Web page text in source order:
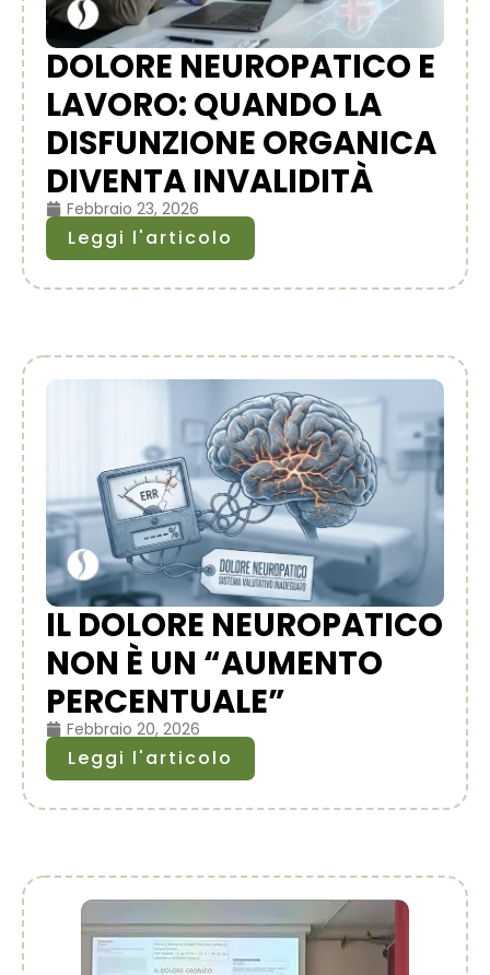
DOLORE NEUROPATICO E
LAVORO: QUANDO LA
DISFUNZIONE ORGANICA
DIVENTA INVALIDITÀ
Febbraio 23, 2026
Leggi l'articolo
IL DOLORE NEUROPATICO
NON È UN “AUMENTO
PERCENTUALE”
Febbraio 20, 2026
Leggi l'articolo